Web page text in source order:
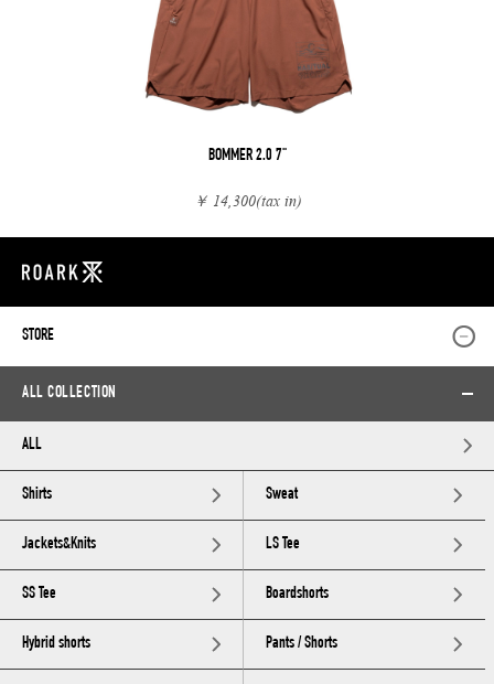
BOMMER 2.0 7"
￥ 14,300(tax in)
STORE
ALL COLLECTION
ALL
Shirts Sweat
Jackets&Knits LS Tee
SS Tee Boardshorts
Hybrid shorts Pants / Shorts